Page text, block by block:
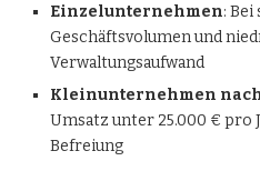
Einzelunternehmen:
Geschäftsvolumen und
Verwaltungsaufwand
Kleinunternehmen nach
Umsatz unter 25.000 € pro
Befreiung